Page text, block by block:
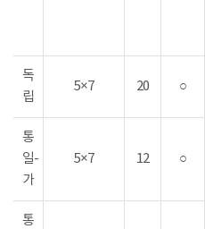
독
립
5×7 20 ○
통
일-
가
5×7 12 ○
통